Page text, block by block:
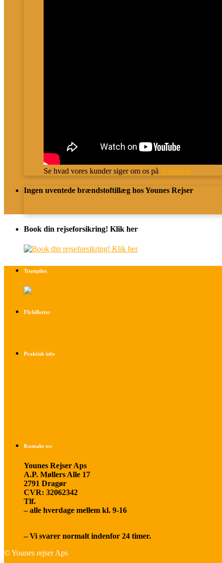
Se hvad vores kunder siger om os på Trustpilot
Ingen uventede brændstoftillæg hos Younes Rejser
Book din rejseforsikring! Klik her
Trustpilot
Flybilletter
Praktisk info
Kontakt os:
Younes Rejser Aps
A.P. Møllers Alle 17
2791 Dragør
CVR: 32062342
Tlf.
– alle hverdage mellem kl. 9-16
– Vi svarer normalt indenfor 24 timer.
© Younes rejser Aps